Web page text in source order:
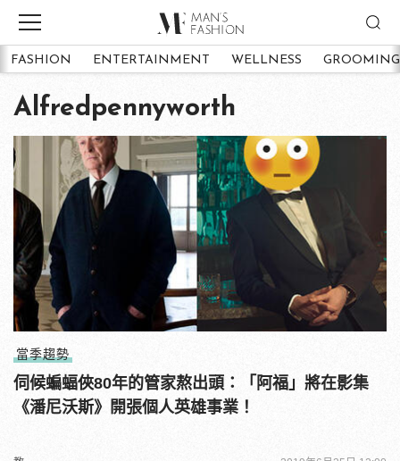
FASHION ENTERTAINMENT WELLNESS GROOMING
Alfredpennyworth
當季趨勢
伺候蝙蝠俠80年的管家熬出頭：「阿福」將在影集
《潘尼沃斯》開張個人英雄事業！